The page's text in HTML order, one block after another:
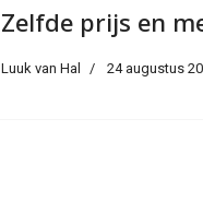
Zelfde prijs en
Luuk van Hal 24 augustus